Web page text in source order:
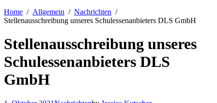
Home
Allgemein
Nachrichten
Stellenausschreibung unseres Schulessenanbieters DLS GmbH
Stellenausschreibung unseres
Schulessenanbieters DLS
GmbH